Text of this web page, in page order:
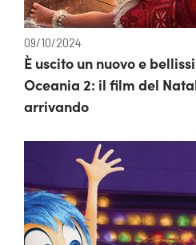
09/10/2024
È uscito un nuovo e
Oceania 2: il film del
arrivando